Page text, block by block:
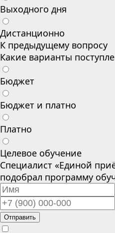
Выходного дня
Дистанционно
К предыдущему вопросу
Какие варианты
Бюджет
Бюджет и платно
Платно
Целевое обучение
Специалист «Единой
подобрал программу
Отправить